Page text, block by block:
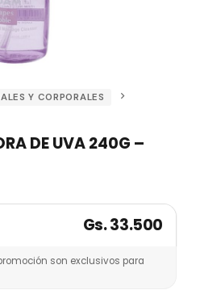
Y CORPORALES
DE UVA 240G –
Gs. 33.500
son exclusivos para